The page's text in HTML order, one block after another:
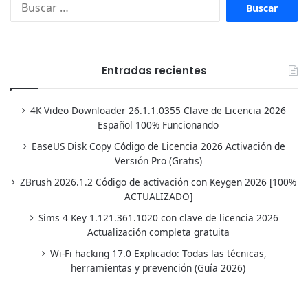
Entradas recientes
4K Video Downloader 26.1.1.0355 Clave de Licencia 2026
Español 100% Funcionando
EaseUS Disk Copy Código de Licencia 2026 Activación de
Versión Pro (Gratis)
ZBrush 2026.1.2 Código de activación con Keygen 2026 [100%
ACTUALIZADO]
Sims 4 Key 1.121.361.1020 con clave de licencia 2026
Actualización completa gratuita
Wi-Fi hacking 17.0 Explicado: Todas las técnicas,
herramientas y prevención (Guía 2026)